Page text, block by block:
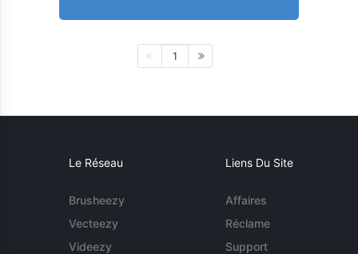
1
Le Réseau
Brusheezy
Vecteezy
Videezy
Liens Du Site
Affaires
Réclame
Support